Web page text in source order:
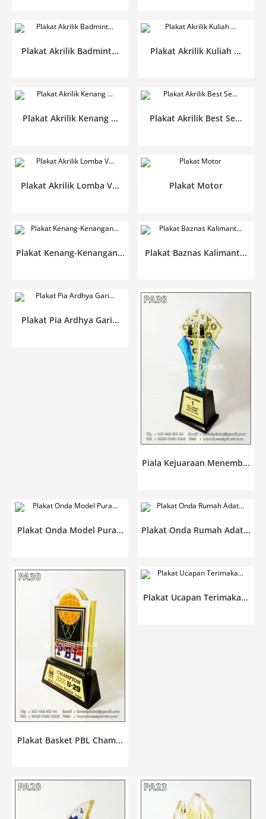
Plakat Akrilik Badmint... Plakat Akrilik Kuliah ...
Plakat Akrilik Kenang ... Plakat Akrilik Best Se...
Plakat Akrilik Lomba V... Plakat Motor
Plakat Kenang-Kenangan... Plakat Baznas Kalimant...
Plakat Pia Ardhya Gari...
Piala Kejuaraan Menemb...
Plakat Onda Model Pura... Plakat Onda Rumah Adat...
Plakat Basket PBL Cham...
Plakat Ucapan Terimaka...